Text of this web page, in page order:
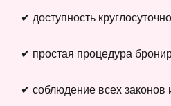
✔ доступность круглосуточно
✔ простая процедура
✔ соблюдение всех законов